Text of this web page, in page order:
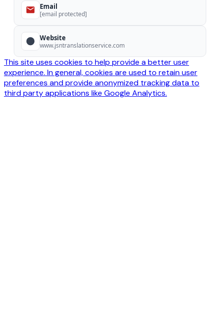
Email
[email protected]
Website
www.jsntranslationservice.com
This site uses cookies to help provide a better user
experience. In general, cookies are used to retain user
preferences and provide anonymized tracking data to
third party applications like Google Analytics.